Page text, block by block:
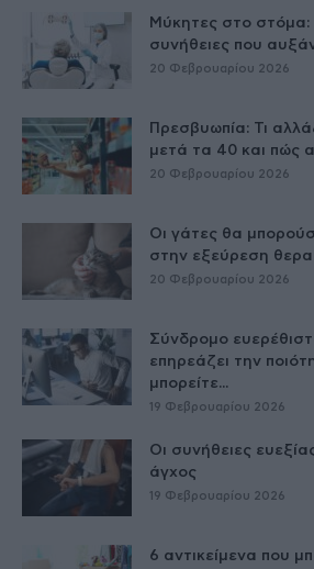
Μύκητες στο στόμα:
συνήθειες που
20 Φεβρουαρίου 2026
Πρεσβυωπία: Τι
μετά τα 40 και πώς
20 Φεβρουαρίου 2026
Οι γάτες θα
στην εξεύρεση
20 Φεβρουαρίου 2026
Σύνδρομο
επηρεάζει την
μπορείτε...
19 Φεβρουαρίου 2026
Οι συνήθειες
άγχος
19 Φεβρουαρίου 2026
6 αντικείμενα που